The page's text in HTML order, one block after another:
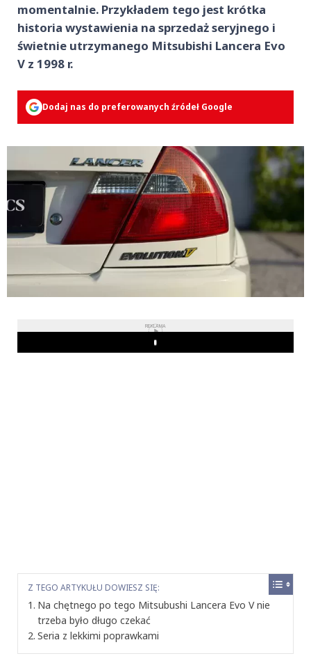
momentalnie. Przykładem tego jest krótka
historia wystawienia na sprzedaż seryjnego i
świetnie utrzymanego Mitsubishi Lancera Evo
V z 1998 r.
Dodaj nas do preferowanych źródeł Google
REKLAMA
Play
Z TEGO ARTYKUŁU DOWIESZ SIĘ:
Na chętnego po tego Mitsubushi Lancera Evo V nie
trzeba było długo czekać
Seria z lekkimi poprawkami